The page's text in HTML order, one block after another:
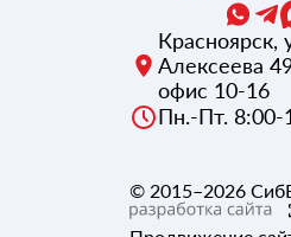
Красноярск,
Алексеева
офис 10-16
Пн.-Пт. 8:00-
© 2015–2026